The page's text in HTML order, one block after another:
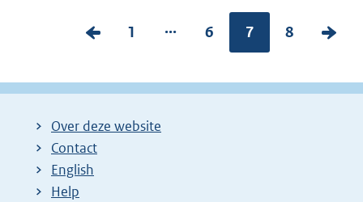
V
r
g
e
p
P
g
n
1 ...
P
g
6 Pagina:
7
P
g
8
V
l
Over deze website
Contact
English
Help